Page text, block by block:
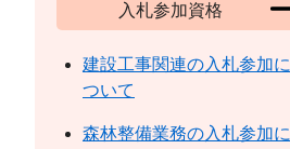
入札参加資格
建設工事関連の入札参加に
ついて
森林整備業務の入札参加に